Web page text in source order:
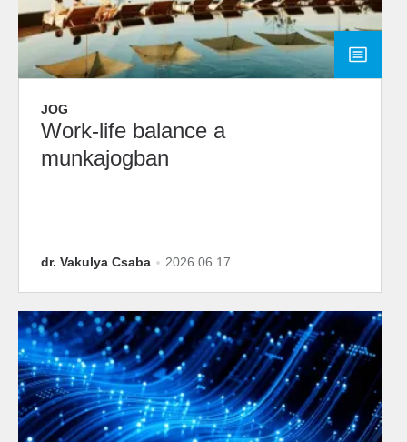
JOG
Work-life balance a
munkajogban
dr. Vakulya Csaba 2026.06.17